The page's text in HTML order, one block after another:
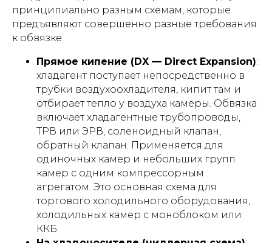
принципиально разным схемам, которые
предъявляют совершенно разные требования
к обвязке.
Прямое кипение (DX — Direct Expansion):
хладагент поступает непосредственно в
трубки воздухоохладителя, кипит там и
отбирает тепло у воздуха камеры. Обвязка
включает хладагентные трубопроводы,
ТРВ или ЭРВ, соленоидный клапан,
обратный клапан. Применяется для
одиночных камер и небольших групп
камер с одним компрессорным
агрегатом. Это основная схема для
торгового холодильного оборудования,
холодильных камер с моноблоком или
ККБ.